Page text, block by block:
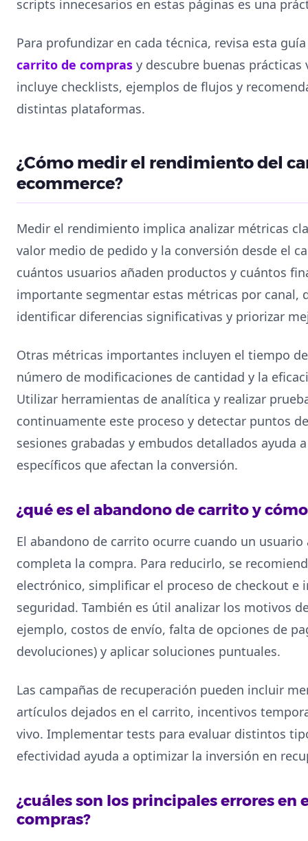
scripts innecesarios en estas páginas es una
Para profundizar en cada técnica, revisa esta
carrito de compras y descubre buenas
incluye checklists, ejemplos de flujos y
distintas plataformas.
¿Cómo medir el rendimiento del
ecommerce?
Medir el rendimiento implica analizar métricas
valor medio de pedido y la conversión desde el
cuántos usuarios añaden productos y cuántos
importante segmentar estas métricas por canal,
identificar diferencias significativas y priorizar
Otras métricas importantes incluyen el tiempo
número de modificaciones de cantidad y la
Utilizar herramientas de analítica y realizar
continuamente este proceso y detectar puntos
sesiones grabadas y embudos detallados ayuda
específicos que afectan la conversión.
¿qué es el abandono de carrito y
El abandono de carrito ocurre cuando un
completa la compra. Para reducirlo, se
electrónico, simplificar el proceso de checkout e
seguridad. También es útil analizar los motivos
ejemplo, costos de envío, falta de opciones de
devoluciones) y aplicar soluciones puntuales.
Las campañas de recuperación pueden incluir
artículos dejados en el carrito, incentivos
vivo. Implementar tests para evaluar distintos
efectividad ayuda a optimizar la inversión en
¿cuáles son los principales errores en
compras?